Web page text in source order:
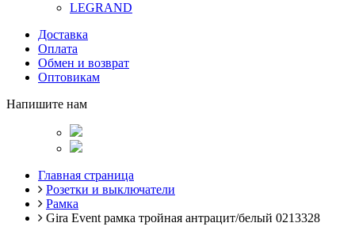
LEGRAND
Доставка
Оплата
Обмен и возврат
Оптовикам
Напишите нам
Главная страница
Розетки и выключатели
Рамка
Gira Event рамка тройная антрацит/белый 0213328